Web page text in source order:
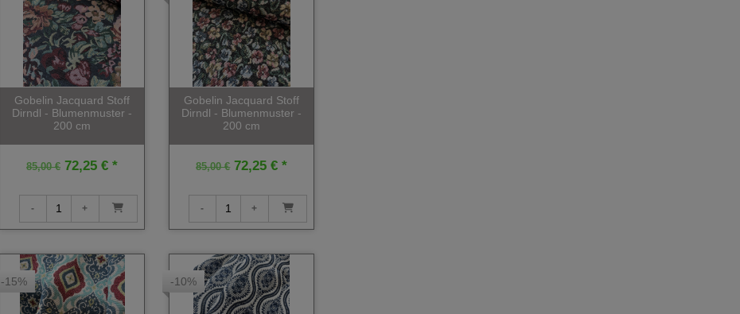
Gobelin Jacquard Stoff
Dirndl - Blumenmuster -
200 cm
85,00 € 72,25 € *
Gobelin Jacquard Stoff
Dirndl - Blumenmuster -
200 cm
85,00 €72,25 € *
-15% -10%